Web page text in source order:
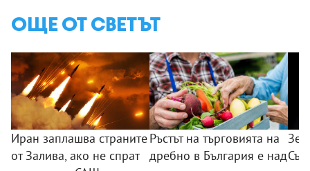
ОЩЕ ОТ СВЕТЪТ
Иран заплашва страните
от Залива, ако не спрат
Ръстът на търговията на
дребно в България е над